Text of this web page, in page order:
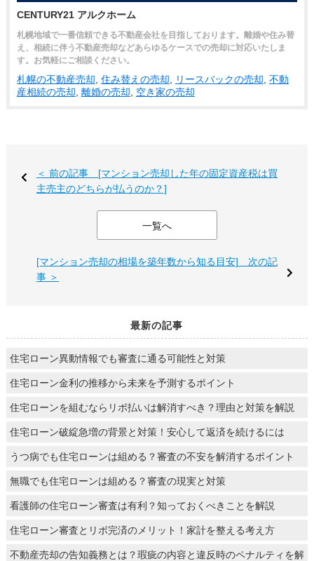
CENTURY21 アルクホーム
札幌地域で一番信頼できる不動産会社を目指しております。離婚や住み替
え、相続に伴う不動産売却などあらゆるケースでの売却に対応いたしま
す。お気軽にご相談ください。
札幌の不動産売却 住み替えの売却 リースバックの売却 不動
産相続の売却 離婚の売却 空き家の売却
＜ 前の記事 [マンション売却した年の固定資産税は買
主売主のどちらが払うのか？]
一覧へ
[マンション売却の相場を築年数から知る目安] 次の記
事 ＞
最新の記事
住宅ローン異動情報でも審査に通る可能性と対策
住宅ローン金利の推移から未来を予測するポイント
住宅ローンを組むならリボ払いは解消すべき？理由と対策を解説
住宅ローン破綻急増の背景と対策！安心して返済を続けるには
うつ病でも住宅ローンは組める？審査の不安を解消するポイント
無職でも住宅ローンは組める？審査の現実と対策
看護師の住宅ローン審査は有利？知っておくべきことを解説
住宅ローン審査とリボ完済のメリット！家計を整える考え方
不動産売却の告知義務とは？瑕疵の内容と違反時のペナルティを解